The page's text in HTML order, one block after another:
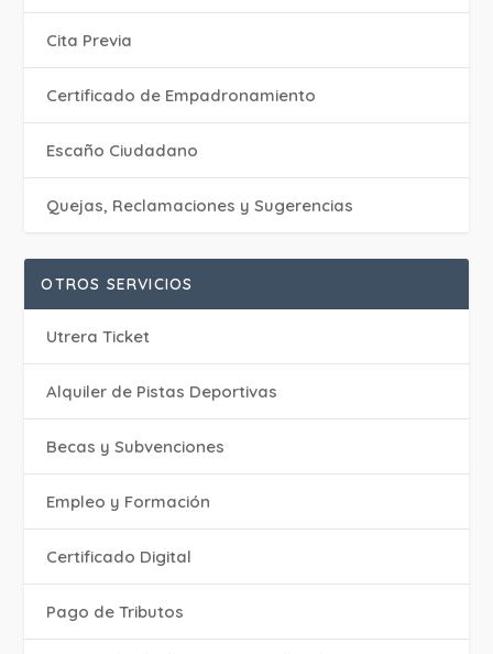
Cita Previa
Certificado de Empadronamiento
Escaño Ciudadano
Quejas, Reclamaciones y Sugerencias
OTROS SERVICIOS
Utrera Ticket
Alquiler de Pistas Deportivas
Becas y Subvenciones
Empleo y Formación
Certificado Digital
Pago de Tributos